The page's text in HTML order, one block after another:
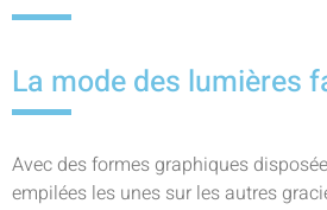
La mode des lumières
Avec des formes graphiques
empilées les unes sur les autres